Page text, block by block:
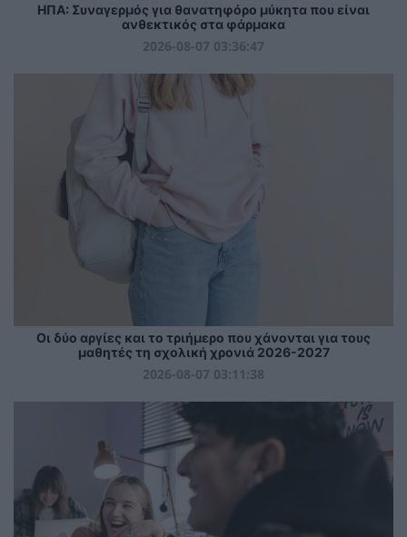
ΗΠΑ: Συναγερμός για θανατηφόρο μύκητα που είναι
ανθεκτικός στα φάρμακα
2026-08-07 03:36:47
Οι δύο αργίες και το τριήμερο που χάνονται για τους
μαθητές τη σχολική χρονιά 2026-2027
2026-08-07 03:11:38